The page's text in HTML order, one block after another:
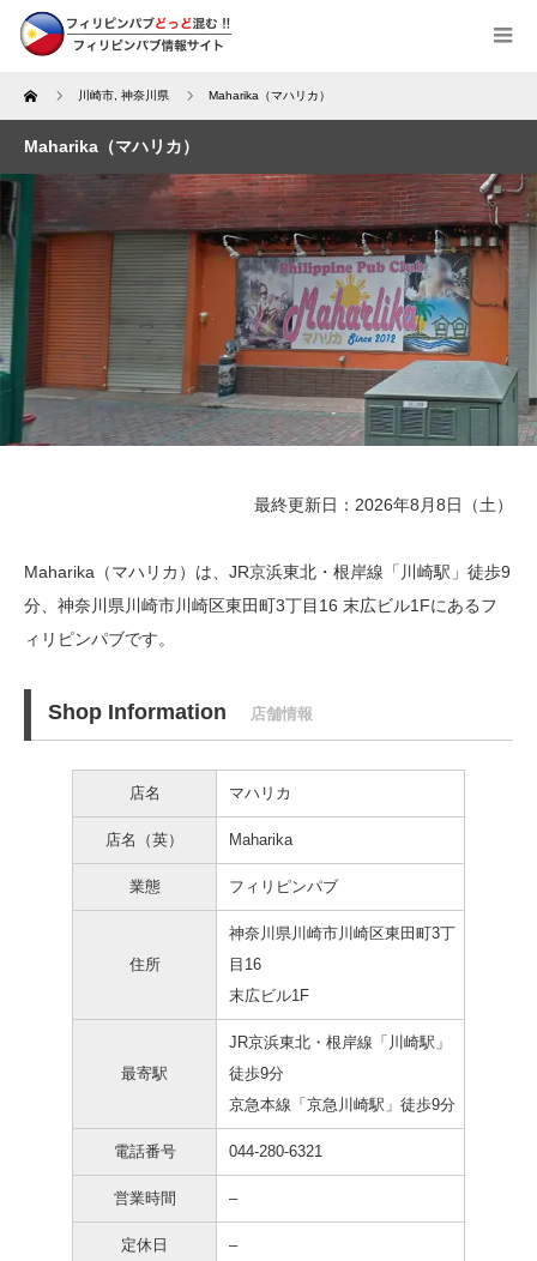
Home 川崎市 神奈川県 Maharika（マハリカ）
Maharika（マハリカ）
最終更新日：2026年8月8日（土）
Maharika（マハリカ）は、JR京浜東北・根岸線「川崎駅」徒歩9
分、 神奈川県川崎市川崎区東田町3丁目16 末広ビル1Fにあるフ
ィリピンパブです。
Shop Information 店舗情報
店名 マハリカ
店名（英） Maharika
業態 フィリピンパブ
住所
神奈川県川崎市川崎区東田町3丁
目16
末広ビル1F
最寄駅
JR京浜東北・根岸線「川崎駅」
徒歩9分
京急本線「京急川崎駅」徒歩9分
電話番号 044-280-6321
営業時間 –
定休日 –